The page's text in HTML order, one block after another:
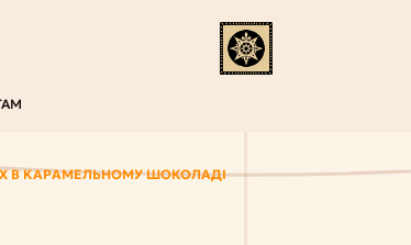
В КАРАМЕЛЬНОМУ ШОКОЛАДІ